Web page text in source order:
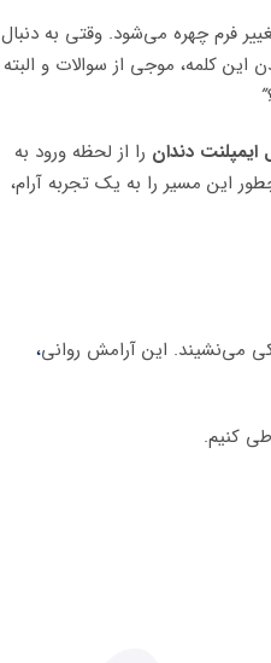
فرم چهره می‌شود. وقتی به دنبال
این کلمه، موجی از سوالات و البته
ایمپلنت دندان را از لحظه ورود به
این مسیر را به یک تجربه آرام،
می‌نشیند. این آرامش روانی،
کنیم.